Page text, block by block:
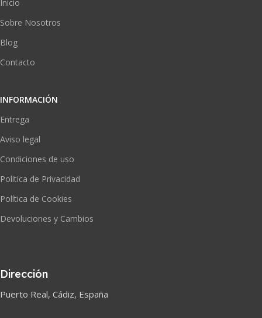
Inicio
Sobre Nosotros
Blog
Contacto
INFORMACIÓN
Entrega
Aviso legal
Condiciones de uso
Politica de Privacidad
Política de Cookies
Devoluciones y Cambios
Dirección
Puerto Real, Cádiz, España